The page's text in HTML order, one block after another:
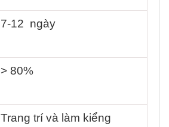
7-12 ngày
> 80%
Trang trí và làm kiểng